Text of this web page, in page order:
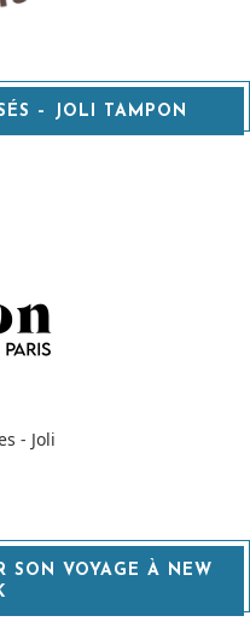
– JOLI TAMPON
- Joli
SON VOYAGE À NEW